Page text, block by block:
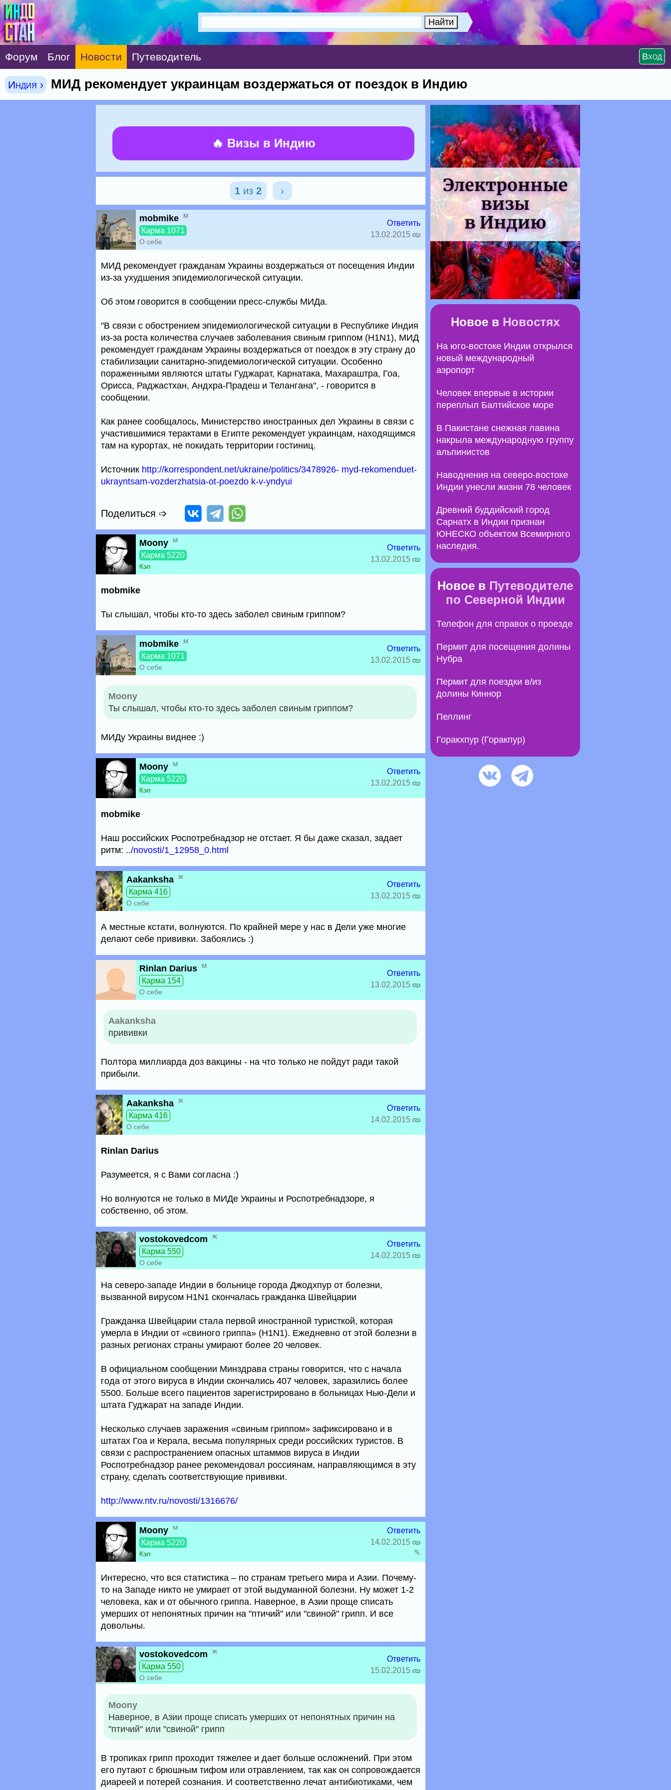
Форум Блог Новости Путеводитель Вход
Индия › МИД рекомендует украинцам воздержаться от поездок в Индию
🔥 Визы в Индию
1из 2 ›
mobmike м
Карма 1071
О себе
Ответить
13.02.2015
МИД рекомендует гражданам Украины воздержаться от посещения Индии
из-за ухудшения эпидемиологической ситуации.
Об этом говорится в сообщении пресс-службы МИДа.
"В связи с обострением эпидемиологической ситуации в Республике Индия
из-за роста количества случаев заболевания свиным гриппом (H1N1), МИД
рекомендует гражданам Украины воздержаться от поездок в эту страну до
стабилизации санитарно-эпидемиологической ситуации. Особенно
пораженными являются штаты Гуджарат, Карнатака, Махараштра, Гоа,
Орисса, Раджастхан, Андхра-Прадеш и Телангана", - говорится в
сообщении.
Как ранее сообщалось, Министерство иностранных дел Украины в связи с
участившимися терактами в Египте рекомендует украинцам, находящимся
там на курортах, не покидать территории гостиниц.
Источник http://korrespondent.net/ukraine/politics/3478926- myd-rekomenduet-
ukrayntsam-vozderzhatsia-ot-poezdo k-v-yndyui
Поделиться ➩
Moony м
Карма 5220
Кэп
Ответить
13.02.2015
mobmike
Ты слышал, чтобы кто-то здесь заболел свиным гриппом?
mobmike м
Карма 1071
О себе
Ответить
13.02.2015
Moony
Ты слышал, чтобы кто-то здесь заболел свиным гриппом?
МИДу Украины виднее :)
Moony м
Карма 5220
Кэп
Ответить
13.02.2015
mobmike
Наш российских Роспотребнадзор не отстает. Я бы даже сказал, задает
ритм: ../novosti/1_12958_0.html
Aakanksha ж
Карма 416
О себе
Ответить
13.02.2015
А местные кстати, волнуются. По крайней мере у нас в Дели уже многие
делают себе прививки. Забоялись :)
Rinlan Darius м
Карма 154
О себе
Ответить
13.02.2015
Aakanksha
прививки
Полтора миллиарда доз вакцины - на что только не пойдут ради такой
прибыли.
Aakanksha ж
Карма 416
О себе
Ответить
14.02.2015
Rinlan Darius
Разумеется, я с Вами согласна :)
Но волнуются не только в МИДе Украины и Роспотребнадзоре, я
собственно, об этом.
vostokovedcom ж
Карма 550
О себе
Ответить
14.02.2015
На северо-западе Индии в больнице города Джодхпур от болезни,
вызванной вирусом H1N1 скончалась гражданка Швейцарии
Гражданка Швейцарии стала первой иностранной туристкой, которая
умерла в Индии от «свиного гриппа» (H1N1). Ежедневно от этой болезни в
разных регионах страны умирают более 20 человек.
В официальном сообщении Минздрава страны говорится, что с начала
года от этого вируса в Индии скончались 407 человек, заразились более
5500. Больше всего пациентов зарегистрировано в больницах Нью-Дели и
штата Гуджарат на западе Индии.
Несколько случаев заражения «свиным гриппом» зафиксировано и в
штатах Гоа и Керала, весьма популярных среди российских туристов. В
связи с распространением опасных штаммов вируса в Индии
Роспотребнадзор ранее рекомендовал россиянам, направляющимся в эту
страну, сделать соответствующие прививки.
http://www.ntv.ru/novosti/1316676/
Moony м
Карма 5220
Кэп
Ответить
14.02.2015
✎
Интересно, что вся статистика – по странам третьего мира и Азии. Почему-
то на Западе никто не умирает от этой выдуманной болезни. Ну может 1-2
человека, как и от обычного гриппа. Наверное, в Азии проще списать
умерших от непонятных причин на "птичий" или "свиной" грипп. И все
довольны.
vostokovedcom ж
Карма 550
О себе
Ответить
15.02.2015
Moony
Наверное, в Азии проще списать умерших от непонятных причин на
"птичий" или "свиной" грипп
В тропиках грипп проходит тяжелее и дает больше осложнений. При этом
его путают с брюшным тифом или отравлением, так как он сопровождается
диареей и потерей сознания. И соответственно лечат антибиотиками, чем
Новое в Новостях
На юго-востоке Индии открылся
новый международный
аэропорт
Человек впервые в истории
переплыл Балтийское море
В Пакистане снежная лавина
накрыла международную группу
альпинистов
Наводнения на северо-востоке
Индии унесли жизни 78 человек
Древний буддийский город
Сарнатх в Индии признан
ЮНЕСКО объектом Всемирного
наследия.
Новое в Путеводителе
по Северной Индии
Телефон для справок о проезде
Пермит для посещения долины
Нубра
Пермит для поездки в/из
долины Киннор
Пеллинг
Горакхпур (Горакпур)